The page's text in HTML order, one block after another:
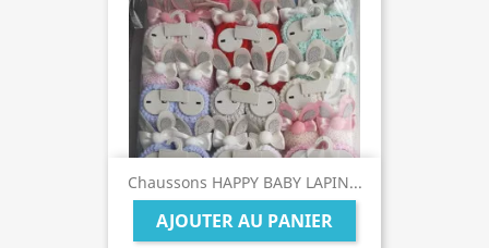
Chaussons HAPPY BABY LAPIN...
AJOUTER AU PANIER